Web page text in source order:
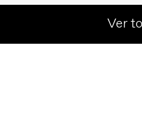
Ver